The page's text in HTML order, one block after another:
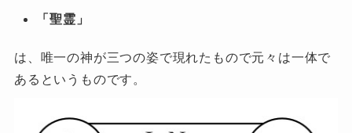
「聖霊」
は、唯一の神が三つの姿で現れたもので元々は一体で
あるというものです。